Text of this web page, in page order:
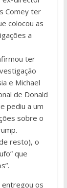
Comey ter
colocou as
a
ter
e Michael
de Donald
pediu a um
sobre o
resto), o
que
entregou os